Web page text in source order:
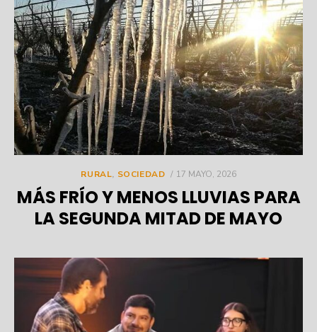
RURAL, SOCIEDAD
POSTED
17 MAYO, 2026
MÁS FRÍO Y MENOS LLUVIAS PARA
LA SEGUNDA MITAD DE MAYO